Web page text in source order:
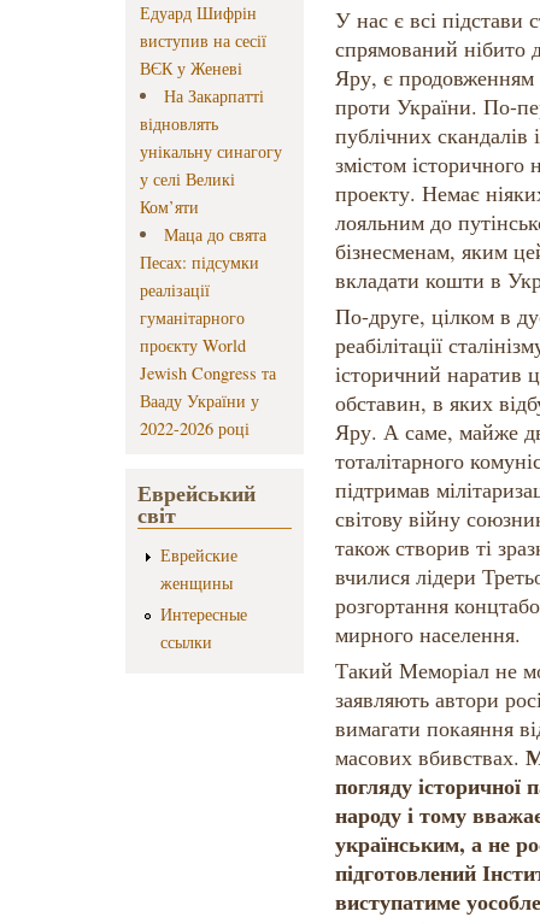
Едуард Шифрін
виступив на сесії
ВЄК у Женеві
На Закарпатті
відновлять
унікальну синагогу
у селі Великі
Ком’яти
Маца до свята
Песах: підсумки
реалізації
гуманітарного
проєкту World
Jewish Congress та
Вааду України у
2022-2026 році
Еврейський
світ
Еврейские
женщины
Интересные
ссылки
У нас є всі
спрямований нібито
Яру, є продовженням
проти України. По-
публічних скандалів
змістом історичного
проекту. Немає
лояльним до
бізнесменам, яким
вкладати кошти в
По-друге, цілком в
реабілітації
історичний наратив
обставин, в яких
Яру. А саме, майже
тоталітарного
підтримав
світову війну
також створив ті
вчилися лідери
розгортання
мирного населення.
Такий Меморіал не
заявляють автори
вимагати покаяння
масових вбивствах.
погляду історичної
народу і тому
українським, а не
підготовлений
виступатиме